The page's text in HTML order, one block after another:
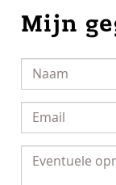
Mijn